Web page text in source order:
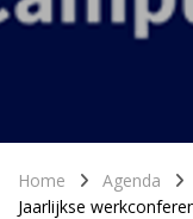
Home
Agenda
Jaarlijkse